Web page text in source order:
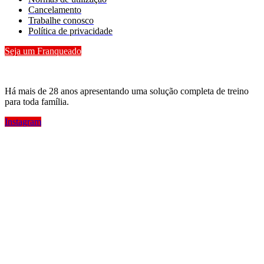
Cancelamento
Trabalhe conosco
Política de privacidade
Seja um Franqueado
Há mais de 28 anos apresentando uma solução completa de treino
para toda família.
Instagram